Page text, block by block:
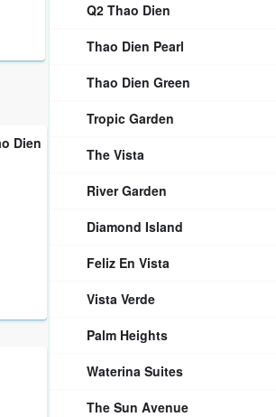
Dien
Q2 Thao Dien
Thao Dien Pearl
Thao Dien Green
Tropic Garden
The Vista
River Garden
Diamond Island
Feliz En Vista
Vista Verde
Palm Heights
Waterina Suites
The Sun Avenue